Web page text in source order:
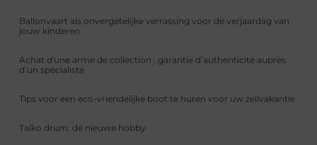
Ballonvaart als onvergetelijke verrassing voor de verjaardag van
jouw kinderen
Achat d'une arme de collection : garantie d’authenticité auprès
d’un spécialiste
Tips voor een eco-vriendelijke boot te huren voor uw zeilvakantie
Taiko drum: dé nieuwe hobby